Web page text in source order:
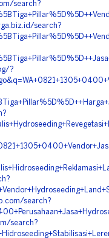
search?
search?
?
search?
search?